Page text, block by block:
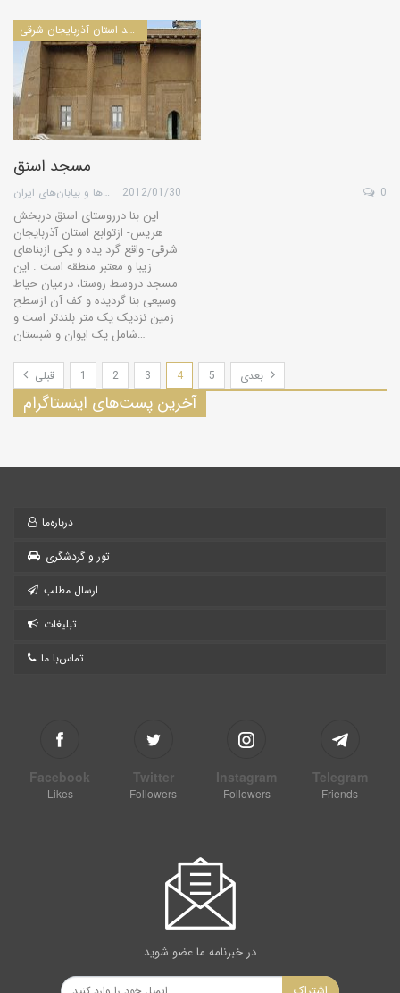
مساجد استان آذربايجان شرقی
مسجد اسنق
گروه کویرها و بیابان‌های ایران 2012/01/30 0
این بنا درروستای اسنق دربخش
هریس- ازتوابع استان آذربایجان
شرقی- واقع گرد یده و یکی ازبناهای
زیبا و معتبر منطقه است . این
مسجد دروسط روستا، درمیان حیاط
وسیعی بنا گردیده و کف آن ازسطح
زمین نزدیک یک متر بلندتر است و
شامل یک ایوان و شبستان…
قبلی 1 2 3 4 5
آخرین پست‌های اینستاگرام
درباره‌ما
تور و گردشگری
ارسال مطلب
تبلیغات
تماس‌با ما
Facebook
Likes
Twitter
Followers
Instagram
Followers
Telegram
Friends
در خبرنامه ما عضو شوید